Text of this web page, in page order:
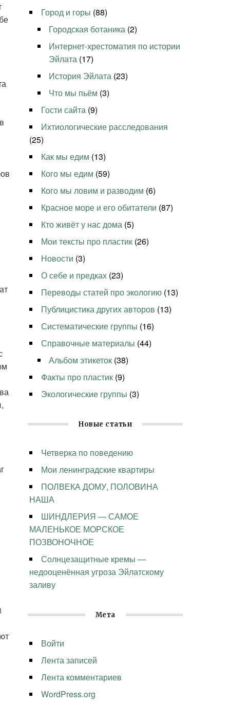
Город и горы (88)
Городская ботаника (2)
Интернет-хрестоматия по истории
Эйлата (17)
История Эйлата (23)
Что мы пьём (3)
Гости сайта (9)
Ихтиологические расследования
(25)
Как мы едим (13)
Кого мы едим (59)
Кого мы ловим и разводим (6)
Красное море и его обитатели (87)
Кто живёт у нас дома (5)
Мои тексты про пластик (26)
Новости (3)
О себе и предках (23)
Переводы статей про экологию (13)
Публицистика других авторов (13)
Систематические группы (16)
Справочные материалы (44)
Альбом этикеток (38)
Факты про пластик (9)
Экологические группы (3)
Новые статьи
Четверка по поведению
Мои ленинградские квартиры
ПОЛВЕКА ДОМУ, ПОЛОВИНА
НАША
ШИНДЛЕРИЯ — САМОЕ
МАЛЕНЬКОЕ МОРСКОЕ
ПОЗВОНОЧНОЕ
Солнцезащитные кремы —
недооценённая угроза Эйлатскому
заливу
Мета
Войти
Лента записей
Лента комментариев
WordPress.org